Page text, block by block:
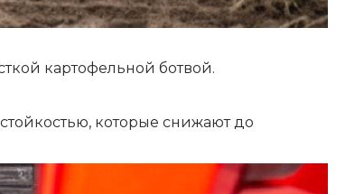
картофельной ботвой.
которые снижают до